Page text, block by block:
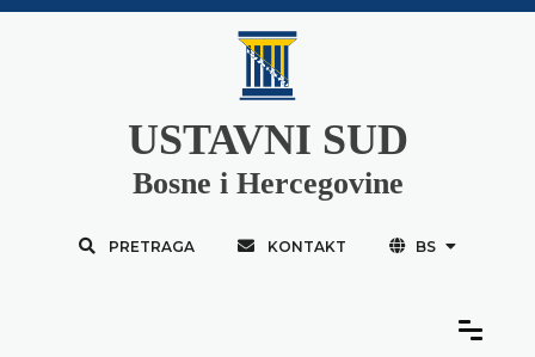
USTAVNI SUD
Bosne i Hercegovine
PRETRAGA KONTAKT BS